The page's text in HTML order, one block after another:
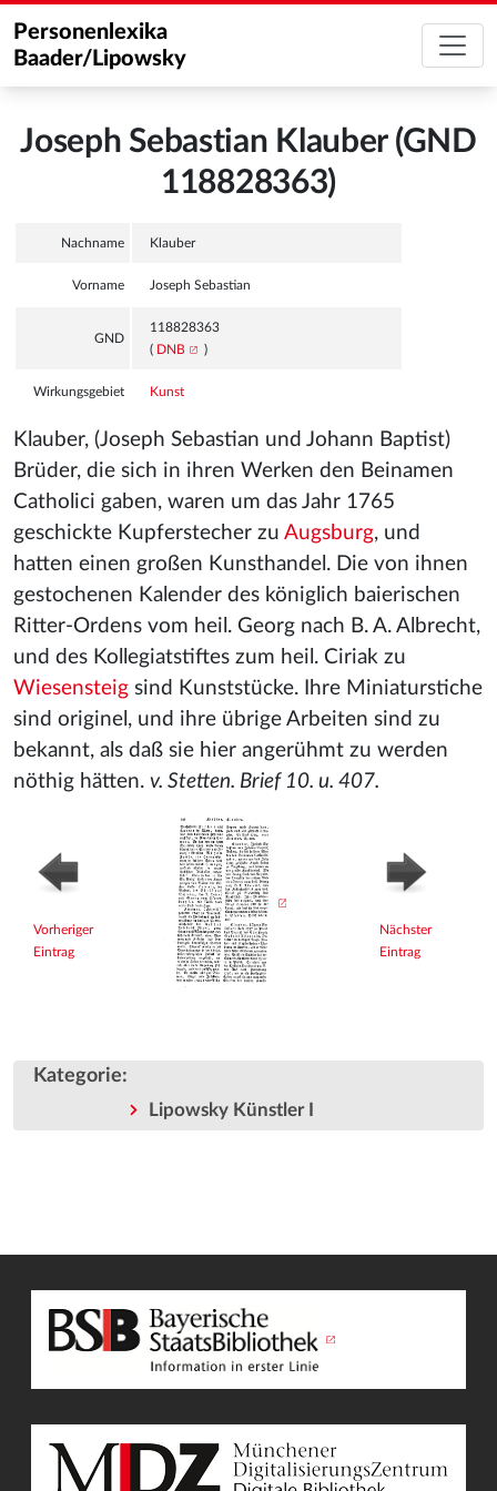
Personenlexika
Baader/Lipowsky
Joseph Sebastian Klauber (GND
118828363)
Nachname Klauber
Vorname Joseph Sebastian
GND
118828363
( DNB )
Wirkungsgebiet Kunst
Klauber, (Joseph Sebastian und Johann Baptist)
Brüder, die sich in ihren Werken den Beinamen
Catholici gaben, waren um das Jahr 1765
geschickte Kupferstecher zu Augsburg, und
hatten einen großen Kunsthandel. Die von ihnen
gestochenen Kalender des königlich baierischen
Ritter-Ordens vom heil. Georg nach B. A. Albrecht,
und des Kollegiatstiftes zum heil. Ciriak zu
Wiesensteig sind Kunststücke. Ihre Miniaturstiche
sind originel, und ihre übrige Arbeiten sind zu
bekannt, als daß sie hier angerühmt zu werden
nöthig hätten. v. Stetten. Brief 10. u. 407.
Vorheriger
Eintrag
Nächster
Eintrag
Kategorie:
Lipowsky Künstler I